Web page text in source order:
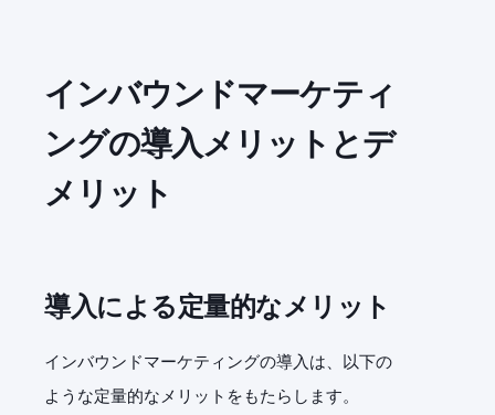
インバウンドマーケティ
ングの導入メリットとデ
メリット
導入による定量的なメリット
インバウンドマーケティングの導入は、以下の
ような定量的なメリットをもたらします。